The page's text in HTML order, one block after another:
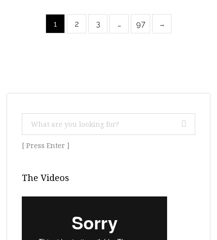
1 2 3 … 97 →
[ Press Enter ]
The Videos